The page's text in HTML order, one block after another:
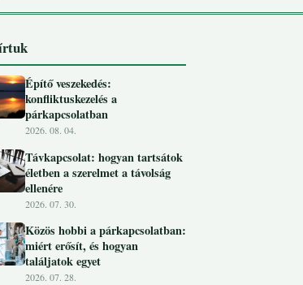
Építő veszekedés:
konfliktuskezelés a
párkapcsolatban
2026. 08. 04.
Távkapcsolat: hogyan tartsátok
életben a szerelmet a távolság
ellenére
2026. 07. 30.
Közös hobbi a párkapcsolatban:
miért erősít, és hogyan
találjatok egyet
2026. 07. 28.